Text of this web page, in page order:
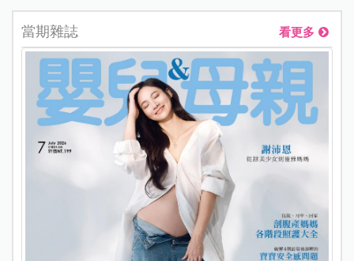
當期雜誌 看更多